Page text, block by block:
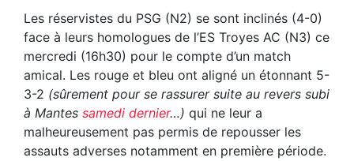
Les réservistes du PSG (N2) se sont inclinés (4-0)
face à leurs homologues de l’ES Troyes AC (N3) ce
mercredi (16h30) pour le compte d’un match
amical. Les rouge et bleu ont aligné un étonnant 5-
3-2 (sûrement pour se rassurer suite au revers subi
à Mantes samedi dernier…) qui ne leur a
malheureusement pas permis de repousser les
assauts adverses notamment en première période.